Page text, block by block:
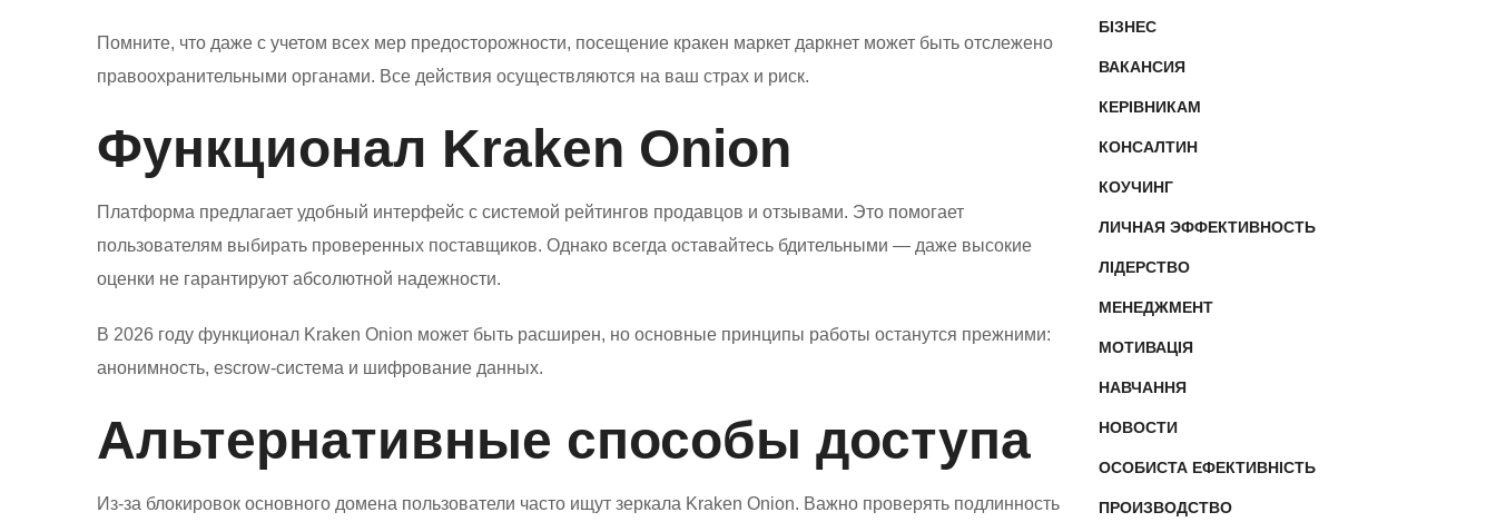
Помните, что даже с учетом всех мер предосторожности, посещение кракен маркет даркнет может быть отслежено
правоохранительными органами. Все действия осуществляются на ваш страх и риск.
Функционал Kraken Onion
Платформа предлагает удобный интерфейс с системой рейтингов продавцов и отзывами. Это помогает
пользователям выбирать проверенных поставщиков. Однако всегда оставайтесь бдительными — даже высокие
оценки не гарантируют абсолютной надежности.
В 2026 году функционал Kraken Onion может быть расширен, но основные принципы работы останутся прежними:
анонимность, escrow-система и шифрование данных.
Альтернативные способы доступа
Из-за блокировок основного домена пользователи часто ищут зеркала Kraken Onion. Важно проверять подлинность
БІЗНЕС
ВАКАНСИЯ
КЕРІВНИКАМ
КОНСАЛТИН
КОУЧИНГ
ЛИЧНАЯ ЭФФЕКТИВНОСТЬ
ЛІДЕРСТВО
МЕНЕДЖМЕНТ
МОТИВАЦІЯ
НАВЧАННЯ
НОВОСТИ
ОСОБИСТА ЕФЕКТИВНІСТЬ
ПРОИЗВОДСТВО